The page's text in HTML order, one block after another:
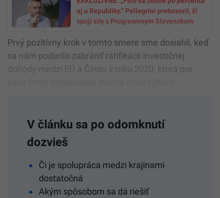
aj u Republiky.“ Pellegrini prehovoril, či
spojí sily s Progresívnym Slovenskom
Prvý pozitívny krok v tomto smere sme dosiahli, keď
sa nám podarilo zabrániť ratifikácii investičnej
dohody medzi EÚ a Čínou v roku 2020, ktorá pre
V článku sa po odomknutí
dozvieš
Či je spolupráca medzi krajinami
dostatočná
Akým spôsobom sa dá riešiť